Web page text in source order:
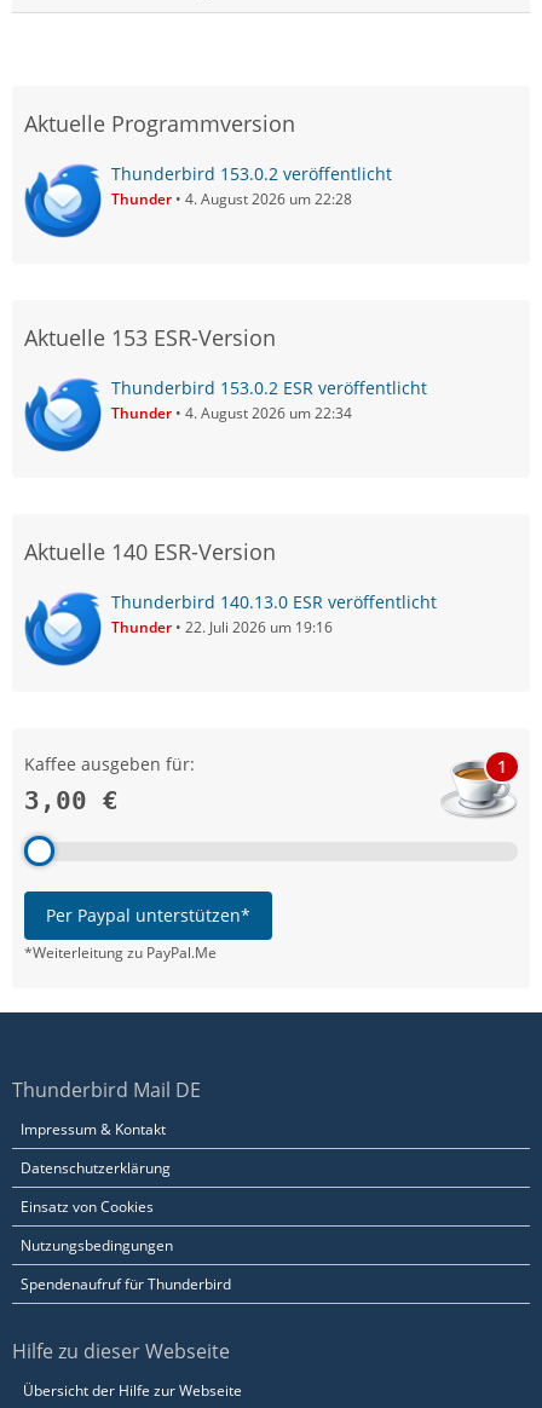
Aktuelle Programmversion
Thunderbird 153.0.2 veröffentlicht
Thunder 4. August 2026 um 22:28
Aktuelle 153 ESR-Version
Thunderbird 153.0.2 ESR veröffentlicht
Thunder 4. August 2026 um 22:34
Aktuelle 140 ESR-Version
Thunderbird 140.13.0 ESR veröffentlicht
Thunder 22. Juli 2026 um 19:16
Kaffee ausgeben für:
3,00 €
1
Per Paypal unterstützen*
*Weiterleitung zu PayPal.Me
Thunderbird Mail DE
Impressum & Kontakt
Datenschutzerklärung
Einsatz von Cookies
Nutzungsbedingungen
Spendenaufruf für Thunderbird
Hilfe zu dieser Webseite
Übersicht der Hilfe zur Webseite